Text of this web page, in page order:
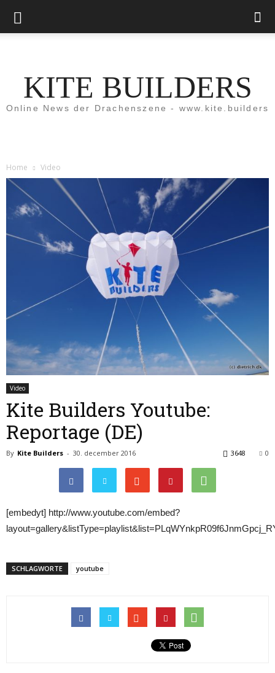
KITE BUILDERS
Online News der Drachenszene - www.kite.builders
Home Video
Video
Kite Builders Youtube:
Reportage (DE)
By Kite Builders - 30. december 2016 0
3648
[embedyt] http://www.youtube.com/embed?
SCHLAGWORTE youtube